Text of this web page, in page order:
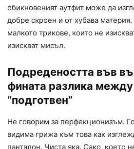
обикновеният аутфит може да
добре скроен и от хубава
малкото трикове, които не
изискват мисъл.
Подредеността във
фината разлика между
“подготвен”
Не говорим за перфекционизъм.
видима грижа към това как
панталон. Чиста яка. Сако, което